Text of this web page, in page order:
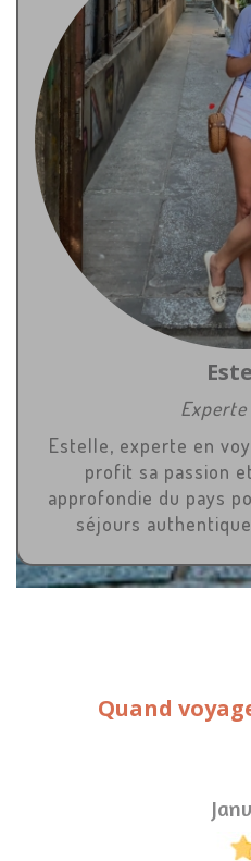
Estelle, experte en
profit sa passion
approfondie du pays
séjours
Quand